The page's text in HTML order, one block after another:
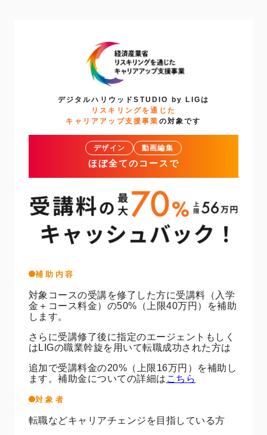
デジタルハリウッドSTUDIO by LIGは
リスキリングを通じた
キャリアアップ支援事業 の対象です
デザイン 動画編集
ほぼ全てのコースで
補助内容
対象コースの受講を修了した方に受講料（入学
金＋コース料金）の50%（上限40万円）を補助
します。
さらに受講修了後に指定のエージェントもしく
はLIGの職業幹旋を用いて転職成功された方は
追加で受講料金の20%（上限16万円）を補助し
ます。補助金についての詳細は こちら
対象者
転職などキャリアチェンジを目指している方